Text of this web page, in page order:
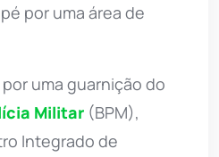
por uma área de
uma guarnição do
Militar (BPM),
Integrado de